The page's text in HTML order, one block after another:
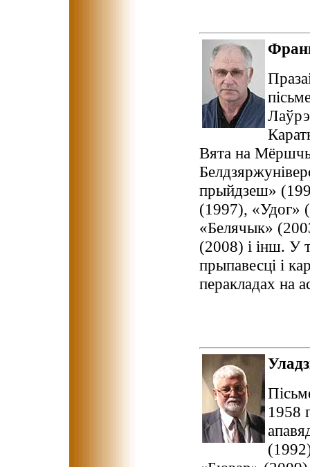
Вята на
прыйдзеш»
(1997), «Удог»
«Белячык»
(2008) і інш. У
прыпавесці і
перакладах на
1958